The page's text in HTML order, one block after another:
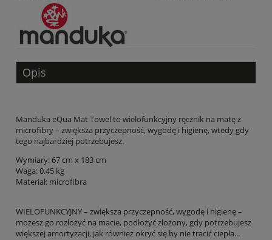
Opis
Manduka eQua Mat Towel to wielofunkcyjny ręcznik na matę z
microfibry – zwiększa przyczepność, wygodę i higienę, wtedy gdy
tego najbardziej potrzebujesz.
Wymiary: 67 cm x 183 cm
Waga: 0.45 kg
Materiał: microfibra
WIELOFUNKCYJNY – zwiększa przyczepność, wygodę i higienę –
możesz go rozłożyć na macie, podłożyć złożony, gdy potrzebujesz
większej amortyzacji, jak również okryć się by nie tracić ciepła...